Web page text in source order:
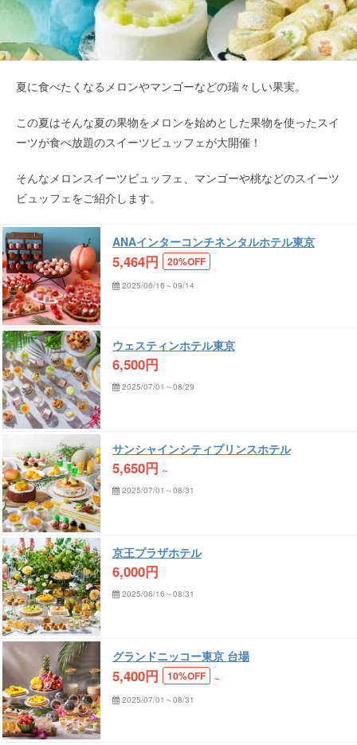
夏に食べたくなるメロンやマンゴーなどの瑞々しい果実。
この夏はそんな夏の果物をメロンを始めとした果物を使ったスイ
ーツが食べ放題のスイーツビュッフェが大開催！
そんなメロンスイーツビュッフェ、マンゴーや桃などのスイーツ
ビュッフェをご紹介します。
ANAインターコンチネンタルホテル東京
5,464円 20%OFF
2025/06/16～09/14
ウェスティンホテル東京
6,500円
2025/07/01～08/29
サンシャインシティプリンスホテル
5,650円 ～
2025/07/01～08/31
京王プラザホテル
6,000円
2025/06/16～08/31
グランドニッコー東京 台場
5,400円 10%OFF
～
2025/07/01～08/31